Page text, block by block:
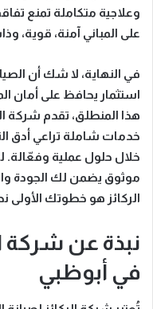
وعلاجية متكاملة تمنع
على المباني آمنة، قوية،
في النهاية، لا شك أن
استثمار يحافظ على أمان
هذا المنطلق، تقدم شركة
خدمات شاملة تراعي أدق
خلال حلول عملية وفعّالة.
موثوق يضمن لك الجودة
الركائز هو خطوتك الأولى
نبذة عن شركة
في أبوظبي